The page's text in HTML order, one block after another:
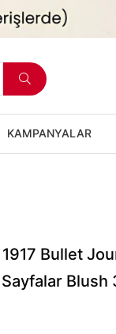
KAMPANYALAR
Bullet